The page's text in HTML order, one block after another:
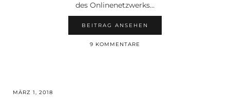
des Onlinenetzwerks…
BEITRAG ANSEHEN
9 KOMMENTARE
MÄRZ 1, 2018